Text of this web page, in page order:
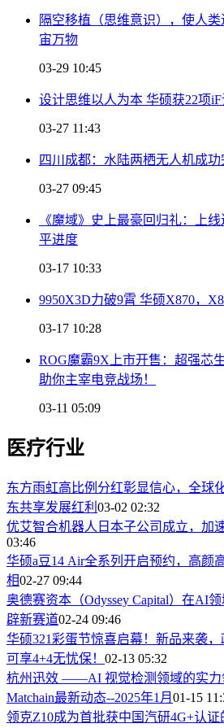
隔空移植（思维意识），使人
宙万物
03-29 10:45
设计思维以人为本 华硕获22项
03-27 11:43
四川成都：水陆两栖无人机成
03-27 09:45
《魔域》史上最豪回归礼：上
平进度
03-17 10:33
9950X3D力破9霄 华硕X870，
03-17 10:28
ROG魔霸9X上市开售：超强芯
助你主宰电竞战场！
03-11 05:09
医疗行业
东方雨虹高比例分红彰显信心，全球
东共享发展红利 03-02 02:32
优艾智合机器人日本子公司成立，加
03:46
华硕a豆14 Air全系列开启预约，高颜
相02-27 09:44
奥德赛资本（Odyssey Capital）在AI
辟新赛道02-24 09:46
华硕321彩蛋节惊喜启幕！新品来袭
可享4+4无忧保！ 02-13 05:32
杭州迅效 ——AI 视觉检测领域的实力
Matchain最新动态--2025年1月 01-15
领克Z10成为首批获中国汽研4G+认